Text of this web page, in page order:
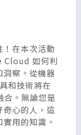
在本次活動
Cloud 如何利
洞察。從機器
和技術將在
。無論您是
心的人，這
用的知識。